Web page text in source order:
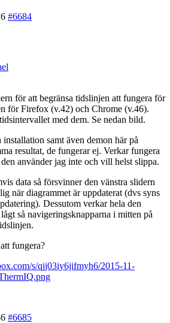
#6684
för att begränsa tidslinjen att fungera för
för Firefox (v.42) och Chrome (v.46).
med dem. Se nedan bild.
installation samt även demon här på
resultat, de fungerar ej. Verkar fungera
använder jag inte och vill helst slippa.
data så försvinner den vänstra slidern
när diagrammet är uppdaterat (dvs syns
Dessutom verkar hela den
så navigeringsknapparna i mitten på
fungera?
s/qjj03iy6jifmyh6/2015-11-
#6685